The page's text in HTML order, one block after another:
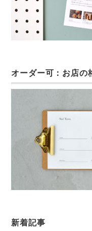
オーダー可：お店の
新着記事